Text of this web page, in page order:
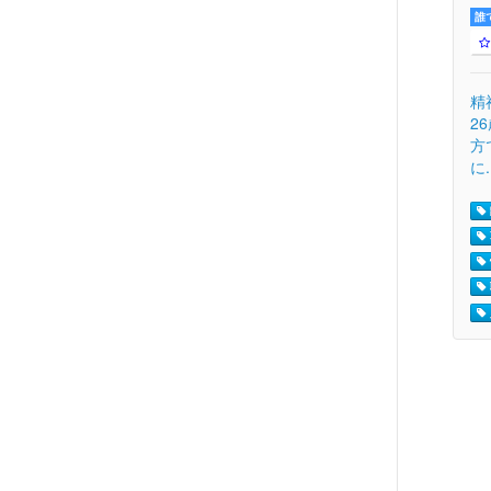
誰
精
方
に